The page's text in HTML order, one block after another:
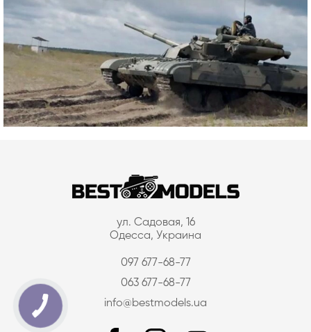
ул. Садовая, 16
Одесса, Украина
097 677-68-77
063 677-68-77
info@bestmodels.ua